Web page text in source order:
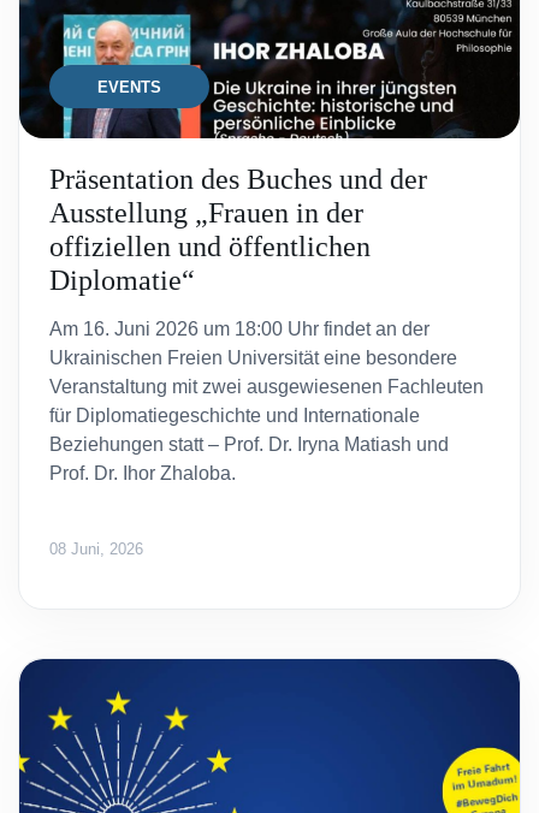
EVENTS
Präsentation des Buches und der
Ausstellung „Frauen in der
offiziellen und öffentlichen
Diplomatie“
Am 16. Juni 2026 um 18:00 Uhr findet an der
Ukrainischen Freien Universität eine besondere
Veranstaltung mit zwei ausgewiesenen Fachleuten
für Diplomatiegeschichte und Internationale
Beziehungen statt – Prof. Dr. Iryna Matiash und
Prof. Dr. Ihor Zhaloba.
08 Juni, 2026